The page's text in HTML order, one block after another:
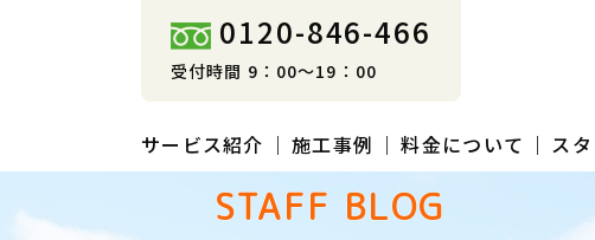
0120-846-466
受付時間 9：00～19：00
サービス紹介 施工事例 料金について ス
STAFF BLOG